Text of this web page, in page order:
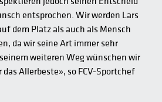
entsprochen. Wir werden Lars
dem Platz als auch als Mensch
da wir seine Art immer sehr
weiteren Weg wünschen wir
Allerbeste», so FCV-Sportchef